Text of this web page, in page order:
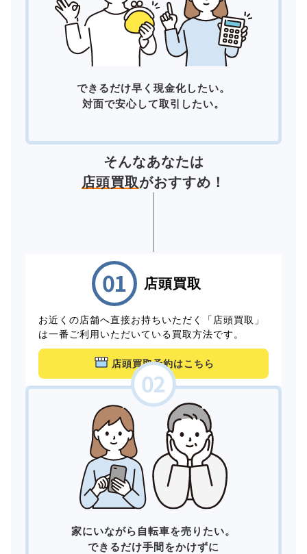
できるだけ早く現金化したい。
対面で安心して取引したい。
そんなあなたは
店頭買取がおすすめ！
店頭買取
お近くの店舗へ直接お持ちいただく「店頭買取」
は一番ご利用いただいている買取方法です。
店頭買取予約はこちら
家にいながら自転車を売りたい。
できるだけ手間をかけずに